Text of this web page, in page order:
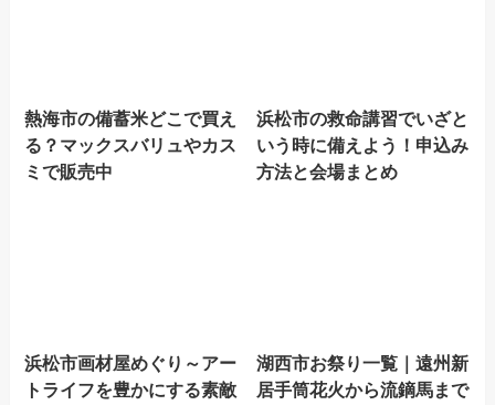
熱海市の備蓄米どこで買え
る？マックスバリュやカス
ミで販売中
浜松市の救命講習でいざと
いう時に備えよう！申込み
方法と会場まとめ
浜松市画材屋めぐり～アー
トライフを豊かにする素敵
湖西市お祭り一覧｜遠州新
居手筒花火から流鏑馬まで